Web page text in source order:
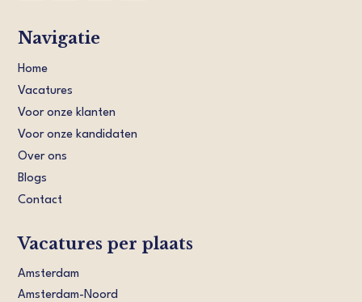
Navigatie
Home
Vacatures
Voor onze klanten
Voor onze kandidaten
Over ons
Blogs
Contact
Vacatures per plaats
Amsterdam
Amsterdam-Noord